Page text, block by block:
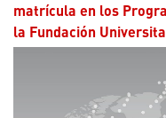
matrícula en los
la Fundación